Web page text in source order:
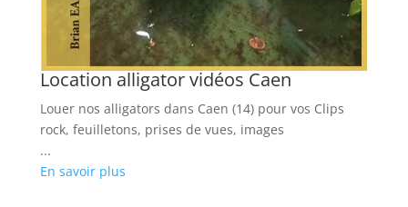
Location alligator vidéos Caen
Louer nos alligators dans Caen (14) pour vos Clips
rock, feuilletons, prises de vues, images
...
En savoir plus